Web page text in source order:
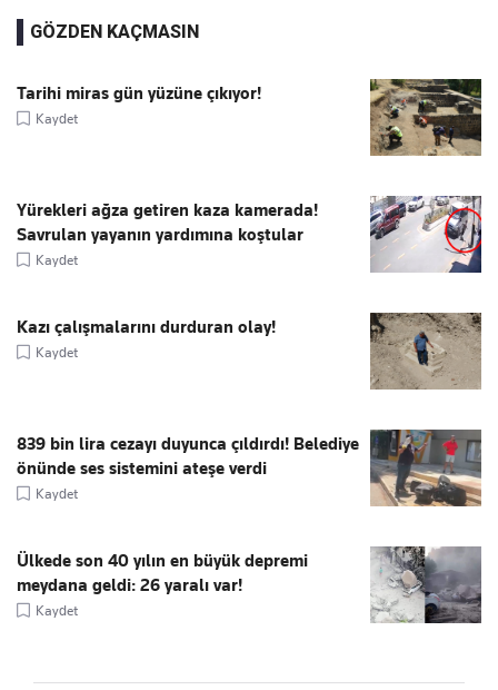
GÖZDEN KAÇMASIN
Tarihi miras gün yüzüne çıkıyor!
Kaydet
Yürekleri ağza getiren kaza kamerada!
Savrulan yayanın yardımına koştular
Kaydet
Kazı çalışmalarını durduran olay!
Kaydet
839 bin lira cezayı duyunca çıldırdı! Belediye
önünde ses sistemini ateşe verdi
Kaydet
Ülkede son 40 yılın en büyük depremi
meydana geldi: 26 yaralı var!
Kaydet